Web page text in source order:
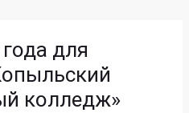
для
колледж»